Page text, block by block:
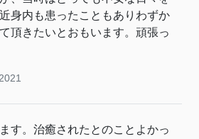
身内も患ったこともありわずか
頂きたいとおもいます。頑張っ
す。治癒されたとのことよかっ